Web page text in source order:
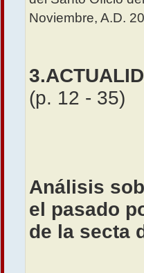
Noviembre, A.D.
(p. 12 - 35)
Análisis
el pasado
de la secta